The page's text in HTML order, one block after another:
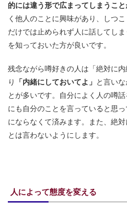
的には違う形で広まってしまうこと
く他人のことに興味があり、しつ
だけでは止められず人に話してし
を知っておいた方が良いです。
残念ながら噂好きの人は「絶対に
り
「内緒にしておいてよ」 と言い
とが多いです。自分によく人の噂
にも自分のことを言っていると思
にならなくて済みます。また、絶
とは言わないようにします。
人によって態度を変える